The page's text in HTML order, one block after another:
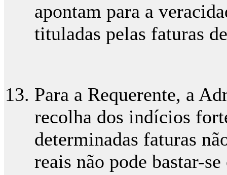
apontam para a
tituladas pelas faturas
Para a Requerente, a
recolha dos indícios
determinadas faturas
reais não pode bastar-